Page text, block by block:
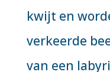
kwijt en
verkeerde
van een